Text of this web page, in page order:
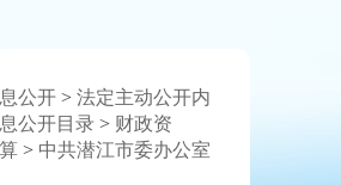
公开 > 法定主动公开内
公开目录 > 财政资
> 中共潜江市委办公室